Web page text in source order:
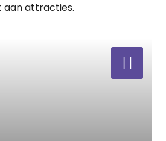
aan attracties.